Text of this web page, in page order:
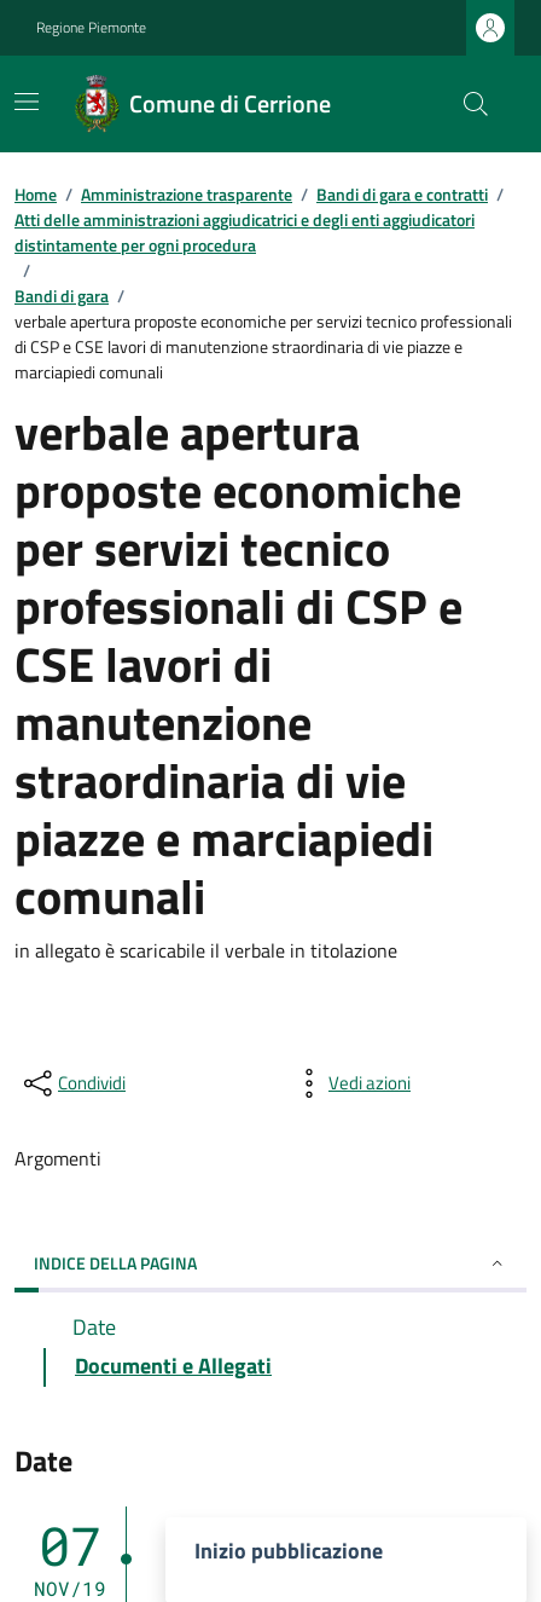
Regione Piemonte
Comune di Cerrione
Home / Amministrazione trasparente / Bandi di gara e contratti /
Atti delle amministrazioni aggiudicatrici e degli enti aggiudicatori
distintamente per ogni procedura
/
Bandi di gara /
verbale apertura proposte economiche per servizi tecnico professionali
di CSP e CSE lavori di manutenzione straordinaria di vie piazze e
marciapiedi comunali
verbale apertura
proposte economiche
per servizi tecnico
professionali di CSP e
CSE lavori di
manutenzione
straordinaria di vie
piazze e marciapiedi
comunali
in allegato è scaricabile il verbale in titolazione
Condividi Vedi azioni
Argomenti
INDICE DELLA PAGINA
Date
Documenti e Allegati
Date
07
NOV/19
Inizio pubblicazione